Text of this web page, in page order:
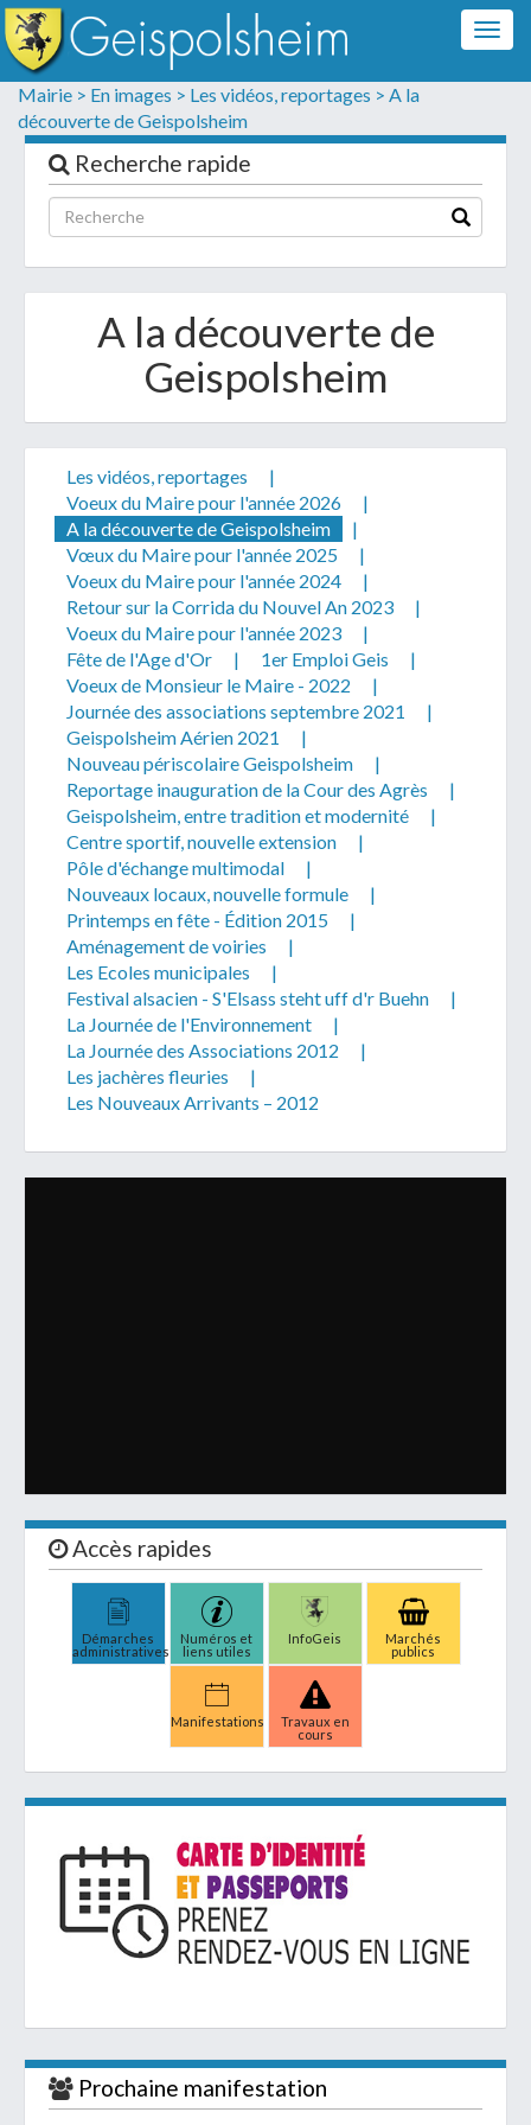
Mairie > En images > Les vidéos, reportages > A la
découverte de Geispolsheim
Recherche rapide
A la découverte de
Geispolsheim
Les vidéos, reportages
|
Voeux du Maire pour l'année 2026
|
A la découverte de Geispolsheim
|
Vœux du Maire pour l'année 2025
|
Voeux du Maire pour l'année 2024
|
Retour sur la Corrida du Nouvel An 2023
|
Voeux du Maire pour l'année 2023
|
Fête de l'Age d'Or
| 1er Emploi Geis
|
Voeux de Monsieur le Maire - 2022
|
Journée des associations septembre 2021
|
Geispolsheim Aérien 2021
|
Nouveau périscolaire Geispolsheim
|
Reportage inauguration de la Cour des Agrès
|
Geispolsheim, entre tradition et modernité
|
Centre sportif, nouvelle extension
|
Pôle d'échange multimodal
|
Nouveaux locaux, nouvelle formule
|
Printemps en fête - Édition 2015
|
Aménagement de voiries
|
Les Ecoles municipales
|
Festival alsacien - S'Elsass steht uff d'r Buehn
|
La Journée de l'Environnement
|
La Journée des Associations 2012
|
Les jachères fleuries
|
Les Nouveaux Arrivants – 2012
Accès rapides
Démarches
administratives
Numéros et
liens utiles
InfoGeis
Marchés
publics
Manifestations
Travaux en
cours
Prochaine manifestation
Formulaire de contact
Les champs suivis d'un * sont obligatoires
Informations personnelles
Votre demande :
Télécharger votre fichier
Uniquement PDF (.pdf), JPEG (.jpeg / .jpg) ou
document WORD (.doc, .docx)
NON
En soumettant ce formulaire, j'accepte
que mes données personnelles soient traitées par la
Mairie de Geispolsheim.